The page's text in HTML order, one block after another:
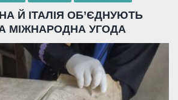
Й ІТАЛІЯ ОБ’ЄДНУЮТЬ
МІЖНАРОДНА УГОДА